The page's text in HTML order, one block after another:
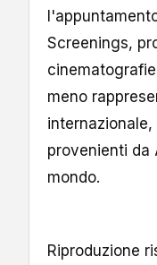
Screenings,
meno
provenienti da
mondo.
Riproduzione